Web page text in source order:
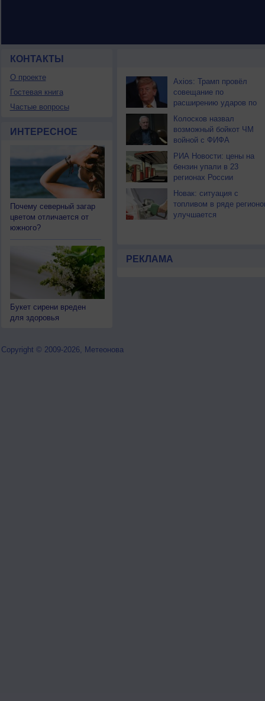
КОНТАКТЫ
О проекте
Гостевая книга
Частые вопросы
ИНТЕРЕСНОЕ
Почему северный загар
цветом отличается от
южного?
Букет сирени вреден
для здоровья
НОВОСТИ ПАРТНЕРОВ
Axios: Трамп провёл
совещание по
расширению ударов по
Ирану
Колосков назвал
возможный бойкот ЧМ
войной с ФИФА
РИА Новости: цены на
бензин упали в 23
регионах России
Новак: ситуация с
топливом в ряде
улучшается
РЕКЛАМА
Copyright © 2009-2026, Метеонова